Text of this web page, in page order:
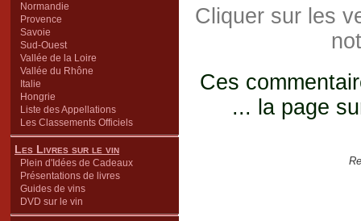
Normandie
Provence
Savoie
Sud-Ouest
Vallée de la Loire
Vallée du Rhône
Italie
Hongrie
Liste des Appellations
Les Classements Officiels
Les Livres sur le vin
Plein d'Idées de Cadeaux
Présentations de livres
Guides de vins
DVD sur le vin
Cliquer sur les
Ces
... la page